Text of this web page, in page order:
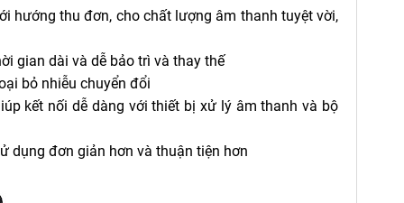
hướng thu đơn, cho chất lượng âm thanh tuyệt vời,
gian dài và dễ bảo trì và thay thế
bỏ nhiễu chuyển đổi
kết nối dễ dàng với thiết bị xử lý âm thanh và bộ
dụng đơn giản hơn và thuận tiện hơn